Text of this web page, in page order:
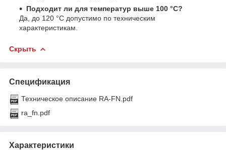
Подходит ли для температур выше 100 °C?
Да, до 120 °C допустимо по техническим
характеристикам.
Скрыть
Спецификация
Техническое описание RA-FN.pdf
ra_fn.pdf
Характеристики